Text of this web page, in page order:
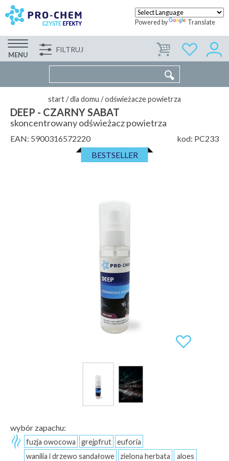
Powered by Translate
MENU
FILTRUJ WSPÓŁPRACA KONTAKT
start/dla domu /odświeżacze powietrza
DEEP - CZARNY SABAT
skoncentrowany odświeżacz powietrza
EAN: 5900316572220 kod: PC233
BESTSELLER
wybór zapachu:
fuzja owocowa grejpfrut
euforia
wanilia i drzewo sandałowe
zielona herbata
aloes